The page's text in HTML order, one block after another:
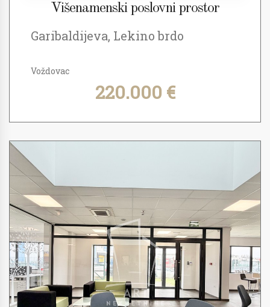
Višenamenski poslovni prostor
Garibaldijeva, Lekino brdo
Voždovac
220.000 €